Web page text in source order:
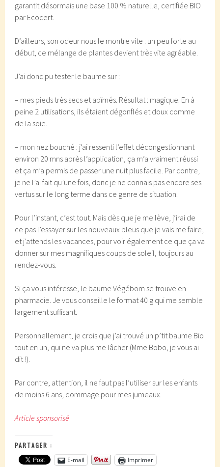
garantit désormais une base 100 % naturelle, certifiée BIO
par Ecocert.
D’ailleurs, son odeur nous le montre vite : un peu forte au
début, ce mélange de plantes devient très vite agréable.
J’ai donc pu tester le baume sur :
– mes pieds très secs et abîmés. Résultat : magique. En à
peine 2 utilisations, ils étaient dégonflés et doux comme
de la soie.
– mon nez bouché : j’ai ressenti l’effet décongestionnant
environ 20 mns après l’application, ça m’a vraiment réussi
et ça m’a permis de passer une nuit plus facile. Par contre,
je ne l’ai fait qu’une fois, donc je ne connais pas encore ses
vertus sur le long terme dans ce genre de situation.
Pour l’instant, c’est tout. Mais dès que je me lève, j’irai de
ce pas l’essayer sur les nouveaux bleus que je vais me faire,
et j’attends les vacances, pour voir également ce que ça va
donner sur mes magnifiques coups de soleil, toujours au
rendez-vous.
Si ça vous intéresse, le baume Végébom se trouve en
pharmacie. Je vous conseille le format 40 g qui me semble
largement suffisant.
Personnellement, je crois que j’ai trouvé un p’tit baume Bio
tout en un, qui ne va plus me lâcher (Mme Bobo, je vous ai
dit !).
Par contre, attention, il ne faut pas l’utiliser sur les enfants
de moins 6 ans, dommage pour mes jumeaux.
Article sponsorisé
PARTAGER :
E-mail
Imprimer